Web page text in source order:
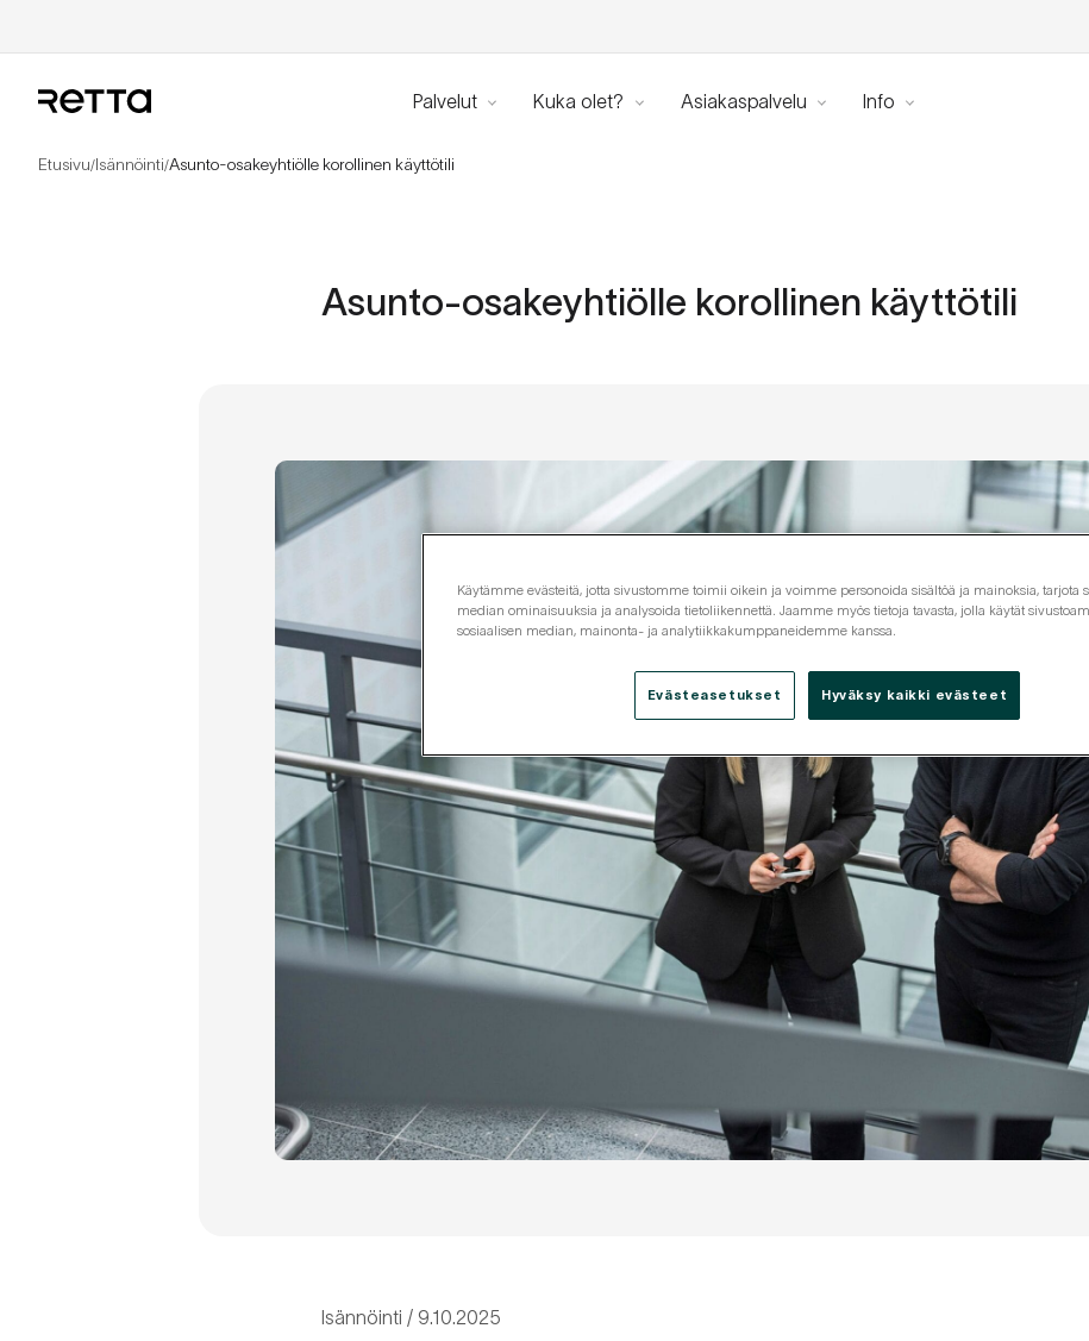
Palvelut Kuka olet? Asiakaspalvelu Info
Etusivu/Isännöinti/Asunto-osakeyhtiölle korollinen käyttötili
Asunto-osakeyhtiölle korollinen käyttötili
Isännöinti 9.10.2025
Käytämme evästeitä, jotta sivustomme toimii oikein ja voimme personoida sisältöä ja mainoksia, tarjota
median ominaisuuksia ja analysoida tietoliikennettä. Jaamme myös tietoja tavasta, jolla käytät
sosiaalisen median, mainonta- ja analytiikkakumppaneidemme kanssa.
Evästeasetukset Hyväksy kaikki evästeet